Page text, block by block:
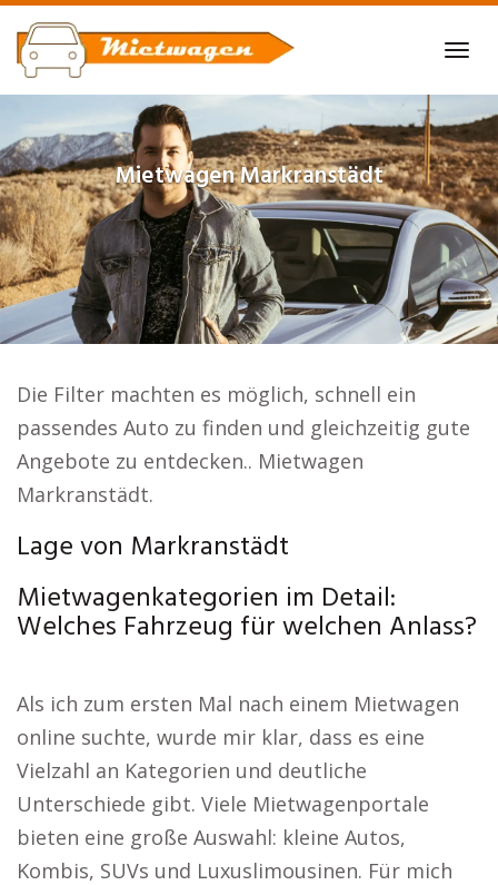
Skip
to
main
content
MietwagenMarkranstädt
Die Filter machten es möglich, schnell ein
passendes Auto zu finden und gleichzeitig gute
Angebote zu entdecken.. Mietwagen
Markranstädt.
Lage von Markranstädt
Mietwagenkategorien im Detail:
Welches Fahrzeug für welchen Anlass?
Als ich zum ersten Mal nach einem Mietwagen
online suchte, wurde mir klar, dass es eine
Vielzahl an Kategorien und deutliche
Unterschiede gibt. Viele Mietwagenportale
bieten eine große Auswahl: kleine Autos,
Kombis, SUVs und Luxuslimousinen. Für mich